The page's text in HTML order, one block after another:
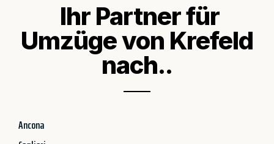
Ihr Partner für
Umzüge von Krefeld
nach..
Ancona